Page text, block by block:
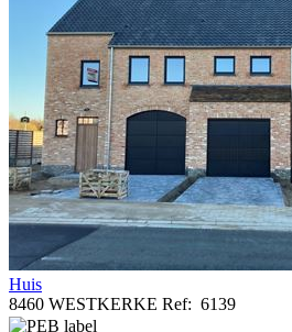
Huis
8460 WESTKERKE Ref: 6139